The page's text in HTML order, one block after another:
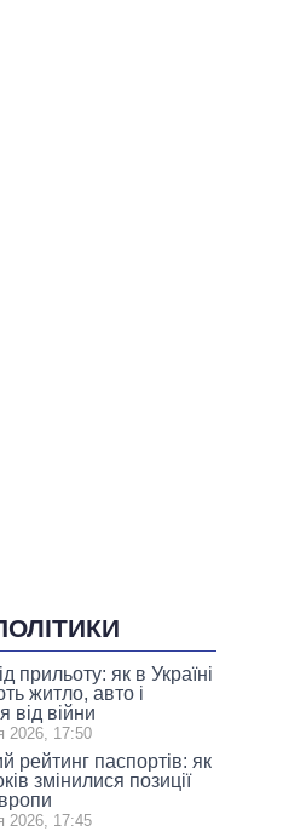
прильоту: як в Україні
житло, авто і
від війни
2026, 17:50
рейтинг паспортів: як
змінилися позиції
2026, 17:45